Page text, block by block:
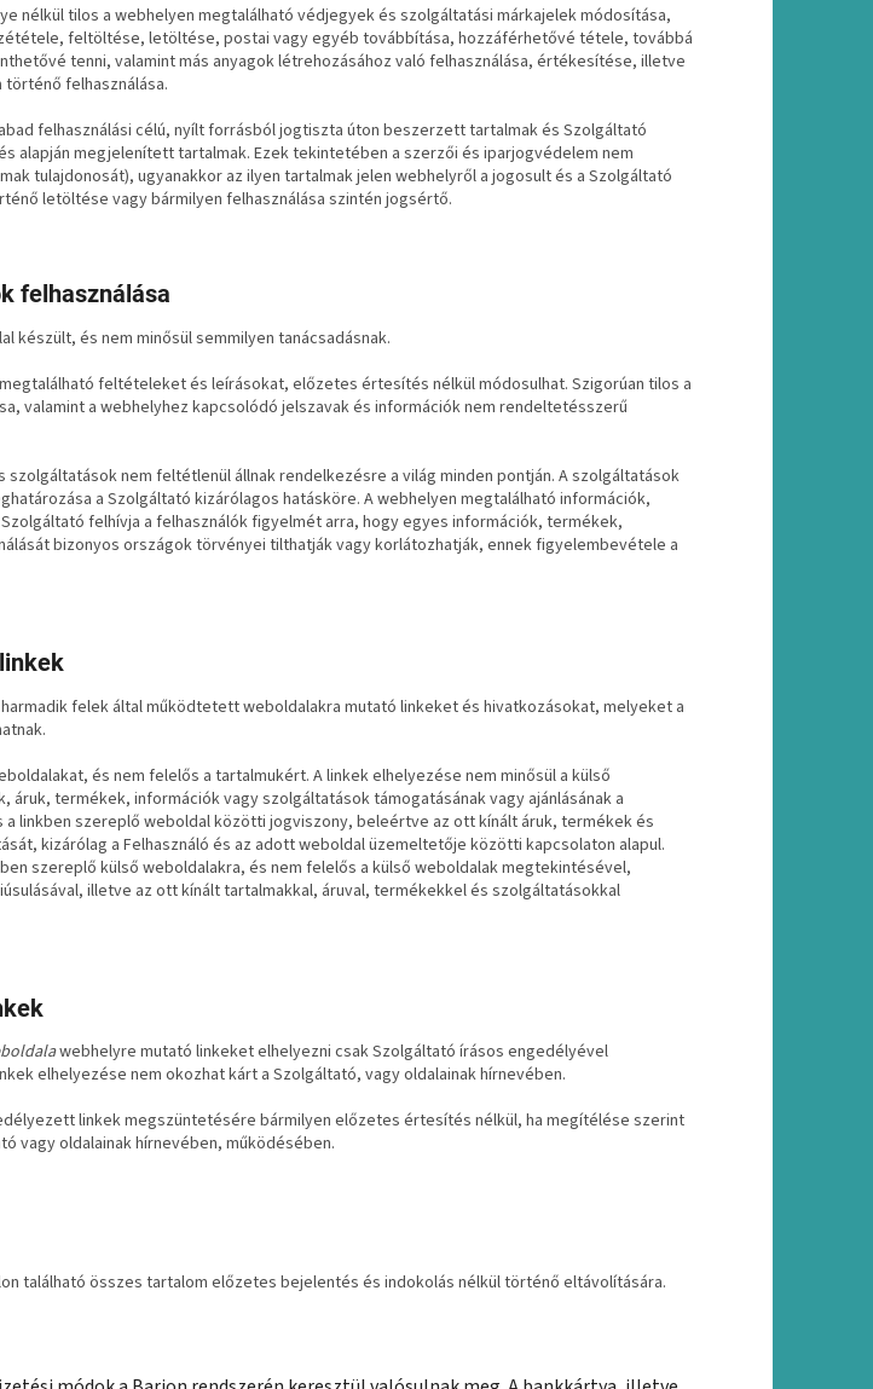
nélkül tilos a webhelyen megtalálható védjegyek és szolgáltatási márkajelek módosítása,
feltöltése, letöltése, postai vagy egyéb továbbítása, hozzáférhetővé tétele, továbbá
tenni, valamint más anyagok létrehozásához való felhasználása, értékesítése, illetve
felhasználása.
felhasználási célú, nyílt forrásból jogtiszta úton beszerzett tartalmak és Szolgáltató
alapján megjelenített tartalmak. Ezek tekintetében a szerzői és iparjogvédelem nem
tulajdonosát), ugyanakkor az ilyen tartalmak jelen webhelyről a jogosult és a Szolgáltató
letöltése vagy bármilyen felhasználása szintén jogsértő.
felhasználása
készült, és nem minősül semmilyen tanácsadásnak.
feltételeket és leírásokat, előzetes értesítés nélkül módosulhat. Szigorúan tilos a
valamint a webhelyhez kapcsolódó jelszavak és információk nem rendeltetésszerű
nem feltétlenül állnak rendelkezésre a világ minden pontján. A szolgáltatások
a Szolgáltató kizárólagos hatásköre. A webhelyen megtalálható információk,
felhívja a felhasználók figyelmét arra, hogy egyes információk, termékek,
bizonyos országok törvényei tilthatják vagy korlátozhatják, ennek figyelembevétele a
felek által működtetett weboldalakra mutató linkeket és hivatkozásokat, melyeket a
és nem felelős a tartalmukért. A linkek elhelyezése nem minősül a külső
termékek, információk vagy szolgáltatások támogatásának vagy ajánlásának a
a linkben szereplő weboldal közötti jogviszony, beleértve az ott kínált áruk, termékek és
kizárólag a Felhasználó és az adott weboldal üzemeltetője közötti kapcsolaton alapul.
szereplő külső weboldalakra, és nem felelős a külső weboldalak megtekintésével,
illetve az ott kínált tartalmakkal, áruval, termékekkel és szolgáltatásokkal
webhelyre mutató linkeket elhelyezni csak Szolgáltató írásos engedélyével
elhelyezése nem okozhat kárt a Szolgáltató, vagy oldalainak hírnevében.
linkek megszüntetésére bármilyen előzetes értesítés nélkül, ha megítélése szerint
vagy oldalainak hírnevében, működésében.
található összes tartalom előzetes bejelentés és indokolás nélkül történő eltávolítására.